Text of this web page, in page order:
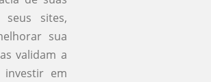
sites,
sua
validam a
investir em